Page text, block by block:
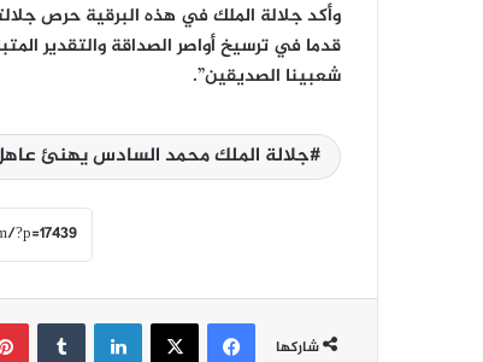
وأكد جلالة الملك في هذه البرقية حرص
قدما في ترسيخ أواصر الصداقة والتقدير
شعبينا الصديقين”.
جلالة الملك محمد السادس يهنئ عاهل
شاركها
فيسبوك ‫X لينكدإن